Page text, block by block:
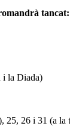
tancat:
i la Diada)
25, 26 i 31 (a la